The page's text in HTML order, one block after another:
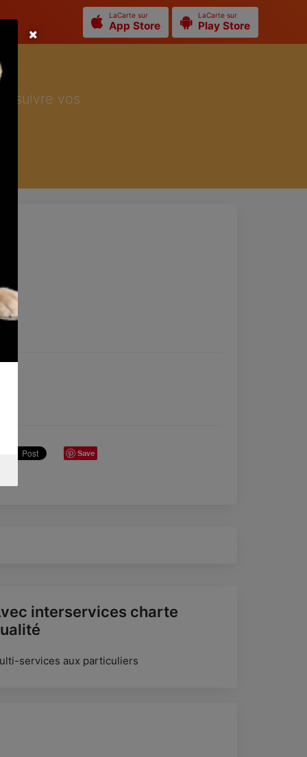
LaCarte sur
App Store
LaCarte sur
Play Store
suivre vos
Save
interservices charte
services aux particuliers